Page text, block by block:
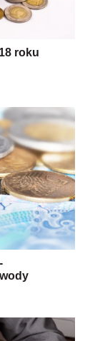
roku